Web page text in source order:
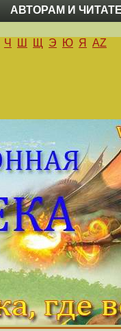
АВТОРАМ И
Ч Ш Щ Э Ю Я AZ